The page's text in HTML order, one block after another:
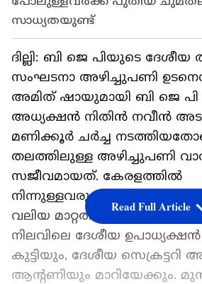
സാധ്യതയുണ്ട്
ദില്ലി: ബി ജെ പിയുടെ
സംഘടനാ അഴിച്ചുപണി
അമിത് ഷായുമായി ബി ജെ പി
അധ്യക്ഷൻ നിതിൻ നവീൻ
മണിക്കൂർ ചർച്ച
തലത്തിലുള്ള അഴിച്ചുപണി
സജീവമായത്. കേരളത്തിൽ
നിന്നുള്ളവരുടെയടക്കം
വലിയ മാറ്റത്തിന്
നിലവിലെ ദേശീയ
കുട്ടിയും, ദേശീയ സെക്രട്ടറി
ആന്റണിയും മാറിയേക്കും.
Read Full Article